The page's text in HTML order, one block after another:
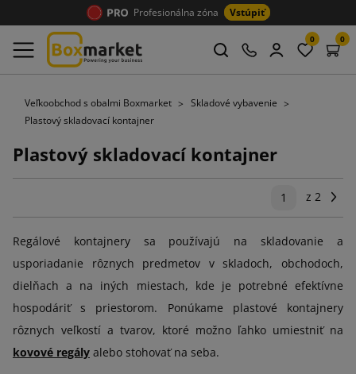
Profesionálna zóna Vstúpiť
0 0
Veľkoobchod s obalmi Boxmarket
Skladové vybavenie
Plastový skladovací kontajner
Plastový skladovací kontajner
1 z 2
Regálové kontajnery sa používajú na skladovanie a
usporiadanie rôznych predmetov v skladoch, obchodoch,
dielňach a na iných miestach, kde je potrebné efektívne
hospodáriť s priestorom. Ponúkame plastové kontajnery
rôznych veľkostí a tvarov, ktoré možno ľahko umiestniť na
kovové regály alebo stohovať na seba.